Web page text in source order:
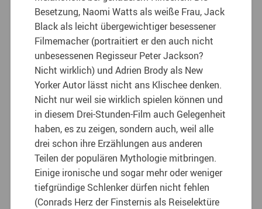
Besetzung, Naomi Watts als weiße Frau, Jack
Black als leicht übergewichtiger besessener
Filmemacher (portraitiert er den auch nicht
unbesessenen Regisseur Peter Jackson?
Nicht wirklich) und Adrien Brody als New
Yorker Autor lässt nicht ans Klischee denken.
Nicht nur weil sie wirklich spielen können und
in diesem Drei-Stunden-Film auch Gelegenheit
haben, es zu zeigen, sondern auch, weil alle
drei schon ihre Erzählungen aus anderen
Teilen der populären Mythologie mitbringen.
Einige ironische und sogar mehr oder weniger
tiefgründige Schlenker dürfen nicht fehlen
(Conrads Herz der Finsternis als Reiselektüre